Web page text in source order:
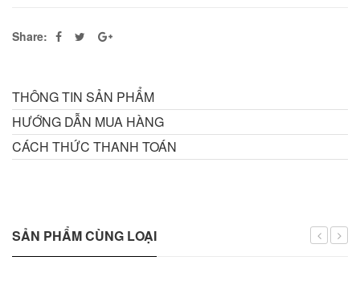
Share:
THÔNG TIN SẢN PHẨM
HƯỚNG DẪN MUA HÀNG
CÁCH THỨC THANH TOÁN
SẢN PHẨM CÙNG LOẠI